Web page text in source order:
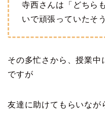
寺西さんは「どちら
いで頑張っていたそ
その多忙さから、授業中
ですが
友達に助けてもらいなが